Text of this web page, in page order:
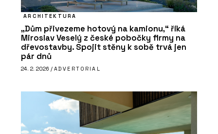
ARCHITEKTURA
„Dům přivezeme hotový na kamionu,“ říká
Miroslav Veselý z české pobočky firmy na
dřevostavby. Spojit stěny k sobě trvá jen
pár dnů
24. 2. 2026 / ADVERTORIAL